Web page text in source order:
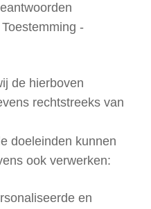
-
de hierboven
rechtstreeks van
doeleinden kunnen
ook verwerken:
en